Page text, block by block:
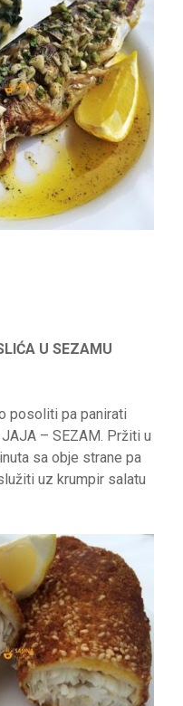
U SEZAMU
posoliti pa panirati
– SEZAM. Pržiti u
sa obje strane pa
uz krumpir salatu